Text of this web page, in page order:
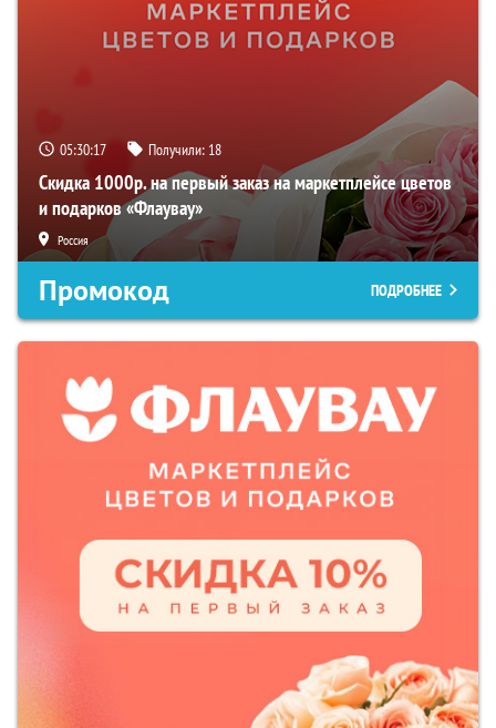
05:30:16 Получили: 18
Скидка 1000р. на первый заказ на маркетплейсе цветов
и подарков «Флаувау»
Россия
Промокод ПОДРОБНЕЕ